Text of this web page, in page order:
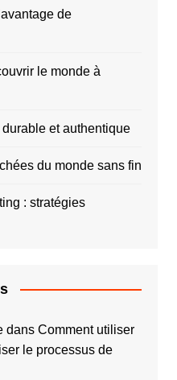
de
le monde à
durable et authentique
du monde sans fin
: stratégies
dans Comment utiliser
le processus de